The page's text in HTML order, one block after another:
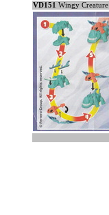
VD151 Wingy Creature